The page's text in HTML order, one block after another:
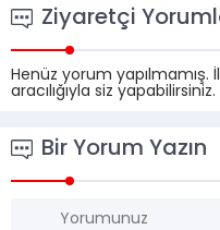
Ziyaretçi
Henüz yorum yapılmamış.
aracılığıyla siz yapabilirsiniz.
Bir Yorum Yazın